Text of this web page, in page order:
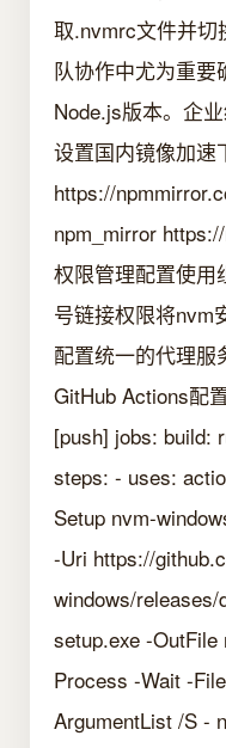
取.nvmrc文件并切
队协作中尤为重要
Node.js版本。企
设置国内镜像加速
https://
npm_mirror
权限管理配置使用
号链接权限将nvm
配置统一的代理服
GitHub Actions配
[push] jobs: build:
steps: - uses:
Setup nvm-
-Uri https://
windows/releases/
setup.exe -
Process -Wait -
ArgumentList /S -